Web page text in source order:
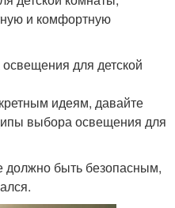
и комфортную
для детской
идеям, давайте
выбора освещения для
должно быть безопасным,